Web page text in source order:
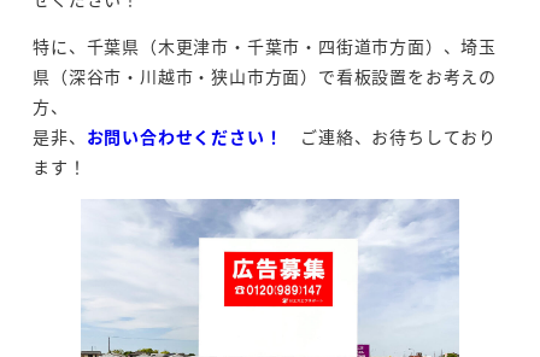
特に、千葉県（木更津市・千葉市・四街道市方面）、埼玉
県（深谷市・川越市・狭山市方面）で看板設置をお考えの
方、
是非、 お問い合わせください！
ご連絡、お待ちしており
ます！